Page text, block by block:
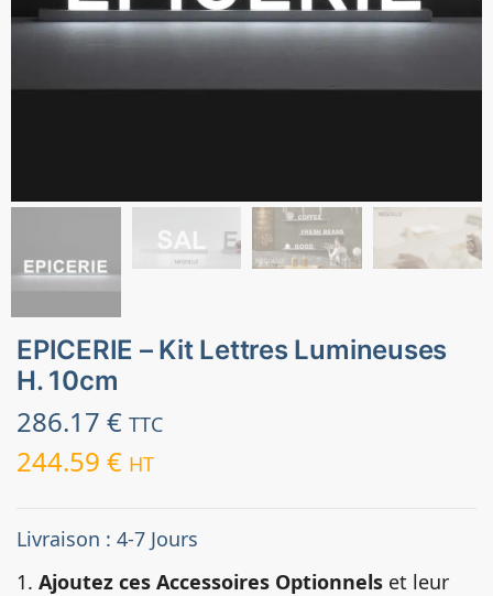
EPICERIE – Kit Lettres Lumineuses
H. 10cm
286.17 € TTC
244.59 € HT
Livraison : 4-7 Jours
1. Ajoutez ces Accessoires Optionnels et leur